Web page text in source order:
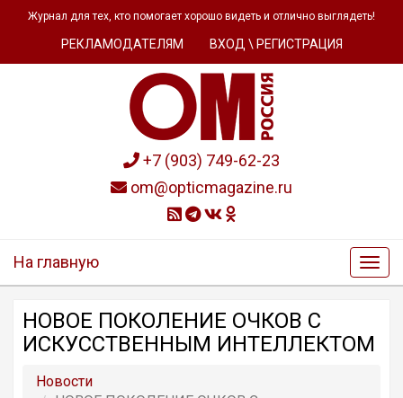
Журнал для тех, кто помогает хорошо видеть и отлично выглядеть!
РЕКЛАМОДАТЕЛЯМ ВХОД \ РЕГИСТРАЦИЯ
+7 (903) 749-62-23
om@opticmagazine.ru
На главную
НОВОЕ ПОКОЛЕНИЕ ОЧКОВ С
ИСКУССТВЕННЫМ ИНТЕЛЛЕКТОМ
Новости